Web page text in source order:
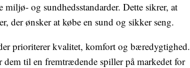
og sundhedsstandarder. Dette sikrer, at
der ønsker at købe en sund og sikker seng.
prioriterer kvalitet, komfort og bæredygtighed.
til en fremtrædende spiller på markedet for